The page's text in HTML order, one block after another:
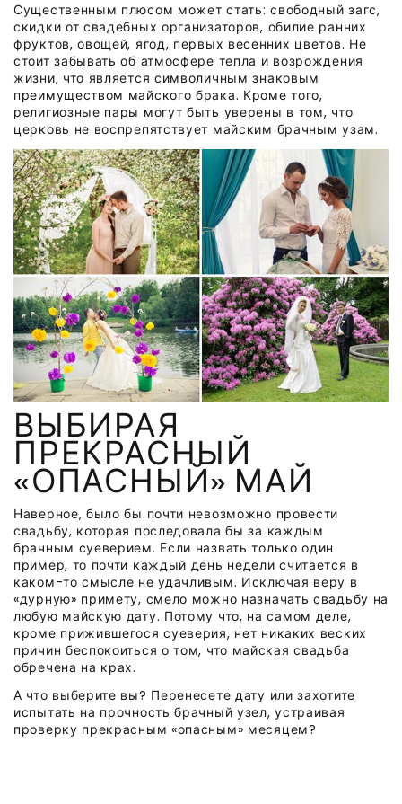
Существенным плюсом может стать: свободный загс,
скидки от свадебных организаторов, обилие ранних
фруктов, овощей, ягод, первых весенних цветов. Не
стоит забывать об атмосфере тепла и возрождения
жизни, что является символичным знаковым
преимуществом майского брака. Кроме того,
религиозные пары могут быть уверены в том, что
церковь не воспрепятствует майским брачным узам.
ВЫБИРАЯ
ПРЕКРАСНЫЙ
«ОПАСНЫЙ» МАЙ
Наверное, было бы почти невозможно провести
свадьбу, которая последовала бы за каждым
брачным суеверием. Если назвать только один
пример, то почти каждый день недели считается в
каком-то смысле не удачливым. Исключая веру в
«дурную» примету, смело можно назначать свадьбу на
любую майскую дату. Потому что, на самом деле,
кроме прижившегося суеверия, нет никаких веских
причин беспокоиться о том, что майская свадьба
обречена на крах.
А что выберите вы? Перенесете дату или захотите
испытать на прочность брачный узел, устраивая
проверку прекрасным «опасным» месяцем?